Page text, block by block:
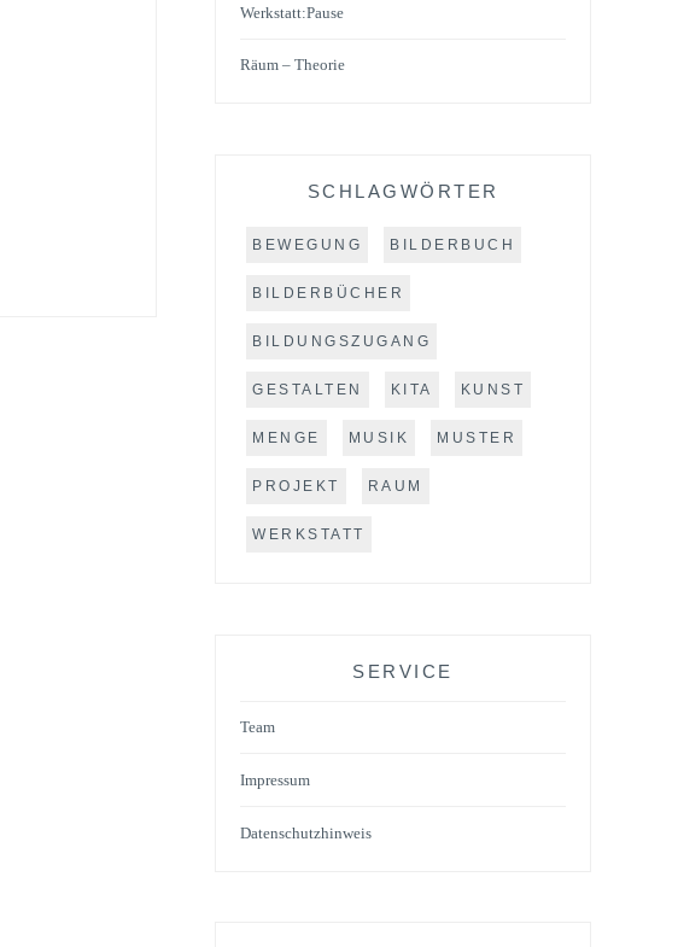
Werkstatt:Pause
Räum – Theorie
SCHLAGWÖRTER
BEWEGUNG BILDERBUCH
BILDERBÜCHER
BILDUNGSZUGANG
GESTALTEN KITA KUNST
MENGE MUSIK MUSTER
PROJEKT RAUM
WERKSTATT
SERVICE
Team
Impressum
Datenschutzhinweis